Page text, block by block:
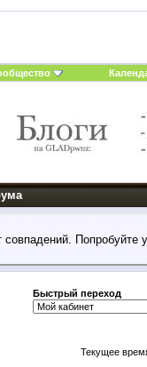
совпадений. Попробуйте
Быстрый переход
Текущее